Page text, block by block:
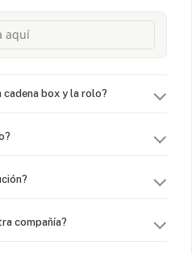
cadena box y la rolo?
compañía?